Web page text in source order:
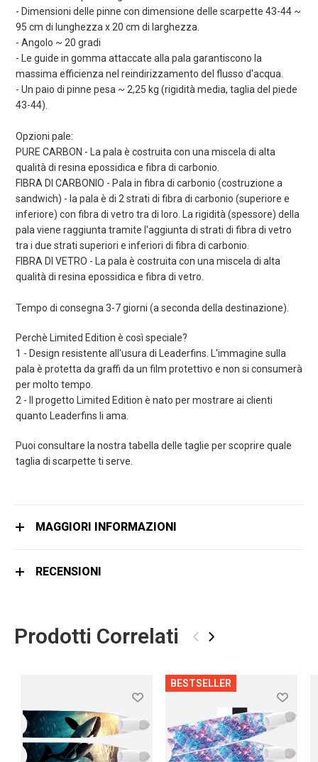
- Dimensioni delle pinne con dimensione delle scarpette 43-44 ~
95 cm di lunghezza x 20 cm di larghezza.
- Angolo ~ 20 gradi
- Le guide in gomma attaccate alla pala garantiscono la
massima efficienza nel reindirizzamento del flusso d'acqua.
- Un paio di pinne pesa ~ 2,25 kg (rigidità media, taglia del piede
43-44).
Opzioni pale:
PURE CARBON - La pala è costruita con una miscela di alta
qualità di resina epossidica e fibra di carbonio.
FIBRA DI CARBONIO - Pala in fibra di carbonio (costruzione a
sandwich) - la pala è di 2 strati di fibra di carbonio (superiore e
inferiore) con fibra di vetro tra di loro. La rigidità (spessore) della
pala viene raggiunta tramite l'aggiunta di strati di fibra di vetro
tra i due strati superiori e inferiori di fibra di carbonio.
FIBRA DI VETRO - La pala è costruita con una miscela di alta
qualità di resina epossidica e fibra di vetro.
Tempo di consegna 3-7 giorni (a seconda della destinazione).
Perchè Limited Edition è così speciale?
1 - Design resistente all'usura di Leaderfins. L'immagine sulla
pala è protetta da graffi da un film protettivo e non si consumerà
per molto tempo.
2 - Il progetto Limited Edition è nato per mostrare ai clienti
quanto Leaderfins li ama.
Puoi consultare la nostra tabella delle taglie per scoprire quale
taglia di scarpette ti serve.
MAGGIORI INFORMAZIONI
RECENSIONI
Prodotti Correlati ‹ ›
BESTSELLER